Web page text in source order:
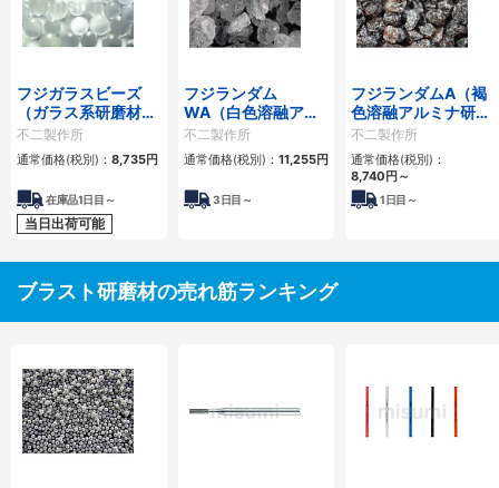
フジガラスビーズ
（ガラス系研磨材）
20kg入り
不二製作所
通常価格(税別)： 8,735円
在庫品1日目～
当日出荷可能
フジランダム
WA（白色溶融アル
ミナ研磨材） 20kg
入り
不二製作所
通常価格(税別)： 11,255円
3日目～
フジランダムA（褐
色溶融アルミナ研磨
材） 20kg入り
不二製作所
通常価格(税別)：
8,740円 ～
1日目～
ブラスト研磨材の売れ筋ランキング